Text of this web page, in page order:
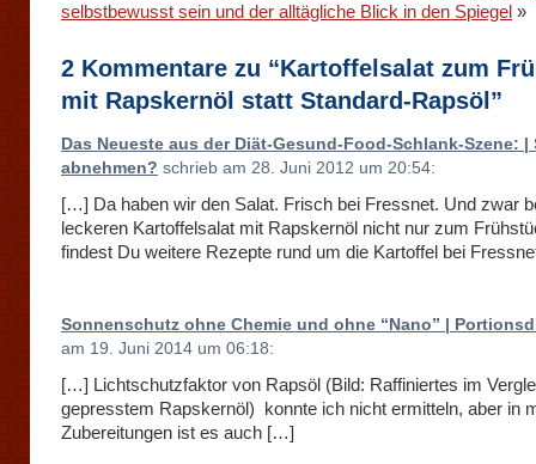
selbstbewusst sein und der alltägliche Blick in den Spiegel »
2 Kommentare zu “Kartoffelsalat zum
mit Rapskernöl statt Standard-Rapsöl”
Das Neueste aus der Diät-Gesund-Food-Schlank-Szene: |
abnehmen? schrieb am 28. Juni 2012 um 20:54:
[…] Da haben wir den Salat. Frisch bei Fressnet. Und zwar
leckeren Kartoffelsalat mit Rapskernöl nicht nur zum
findest Du weitere Rezepte rund um die Kartoffel bei
Sonnenschutz ohne Chemie und ohne “Nano” |
am 19. Juni 2014 um 06:18:
[…] Lichtschutzfaktor von Rapsöl (Bild: Raffiniertes im
gepresstem Rapskernöl) konnte ich nicht ermitteln, aber in
Zubereitungen ist es auch […]